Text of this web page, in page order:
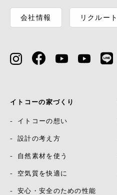
会社情報 リクルート
イトコーの家づくり
イトコーの想い
設計の考え方
自然素材を使う
空気質を快適に
安心・安全のための性能